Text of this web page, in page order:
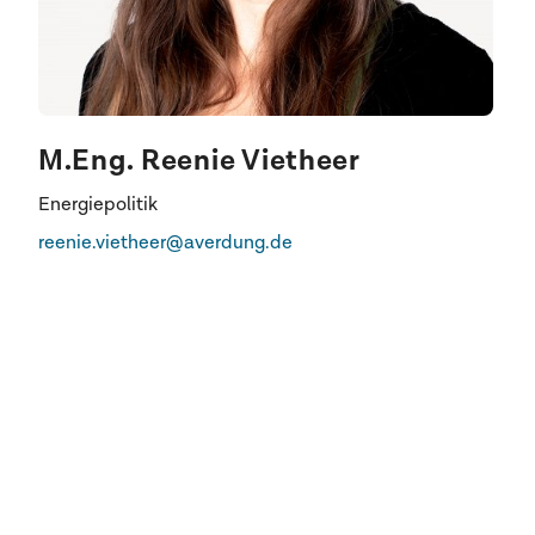
M.Eng. Reenie Vietheer
Energiepolitik
reenie.vietheer@averdung.de